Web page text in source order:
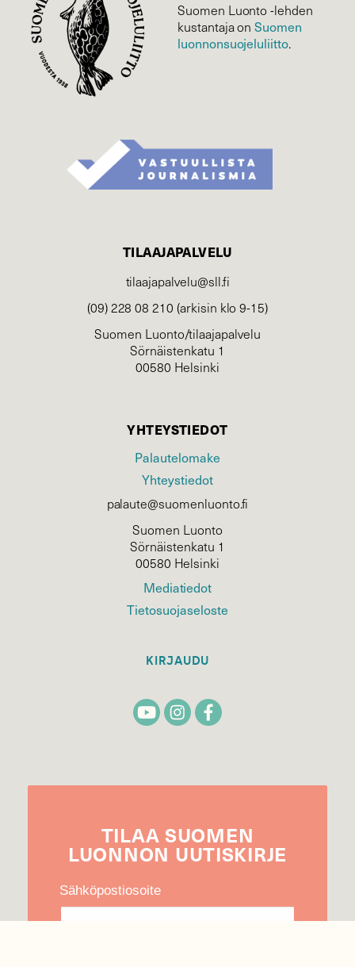
Suomen Luonto -lehden
kustantaja onSuomen
luonnonsuojelu­liitto.
TILAAJAPALVELU
tilaajapalvelu@sll.fi
(09) 228 08 210 (arkisin klo 9-15)
Suomen Luonto/tilaajapalvelu
Sörnäistenkatu 1
00580 Helsinki
YHTEYSTIEDOT
Palautelomake
Yhteystiedot
palaute@suomenluonto.fi
Suomen Luonto
Sörnäistenkatu 1
00580 Helsinki
Mediatiedot
Tietosuojaseloste
KIRJAUDU
TILAA SUOMEN
LUONNON UUTIS­KIRJE
Sähköpostiosoite